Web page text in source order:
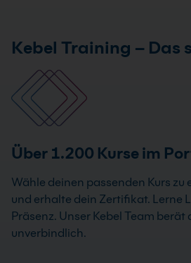
Kebel Training – Das
Über 1.200 Kurse im
Wähle deinen passenden Kurs zu
und erhalte dein Zertifikat. Lerne
Präsenz. Unser Kebel Team
unverbindlich.